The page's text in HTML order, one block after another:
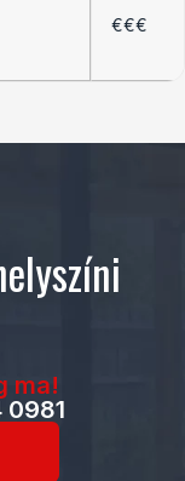
€€€
ma!